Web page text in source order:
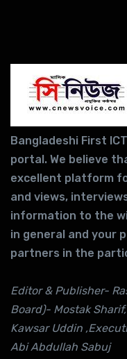
Bangladeshi First
portal. We believe
excellent platform
and views,
information to the
in general and your
partners in the
Editor & Publisher-
Board)- Mostak
Kawsar Uddin
Abi Abdullah Sabuj